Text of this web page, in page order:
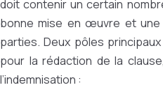
doit contenir un certain
bonne mise en œuvre et
parties. Deux pôles
pour la rédaction de la
l’indemnisation :